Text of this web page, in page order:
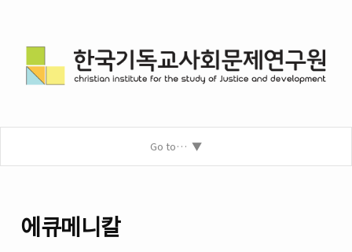
Go to…
에큐메니칼